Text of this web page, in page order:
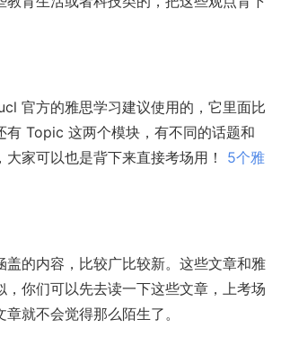
官方的雅思学习建议使用的，它里面比
有 Topic 这两个模块，有不同的话题和
大家可以也是背下来直接考场用！ 5个雅
盖的内容，比较广比较新。这些文章和雅
，你们可以先去读一下这些文章，上考场
就不会觉得那么陌生了。